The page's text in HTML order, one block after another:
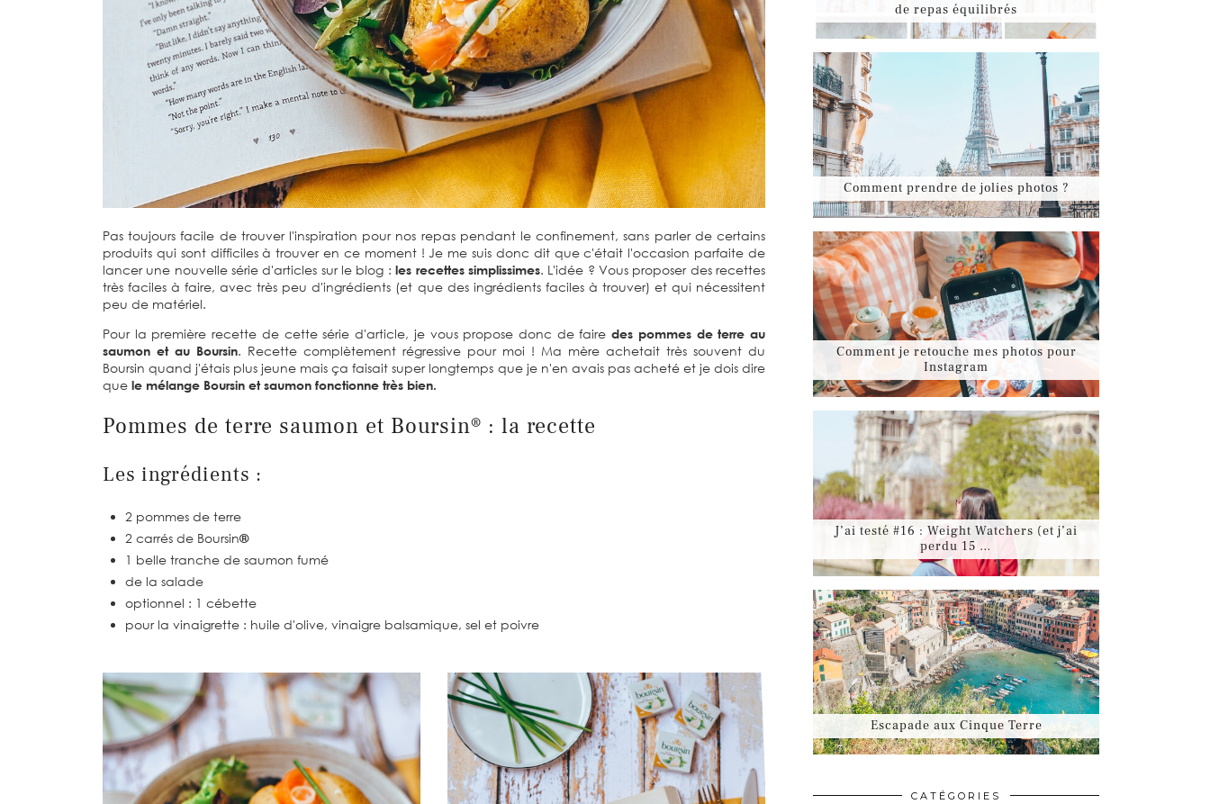
Pas toujours facile de trouver l'inspiration pour nos repas pendant le confinement, sans parler de certains
produits qui sont difficiles à trouver en ce moment ! Je me suis donc dit que c'était l'occasion parfaite de
lancer une nouvelle série d'articles sur le blog :les recettes simplissimes. L'idée ? Vous proposer des recettes
très faciles à faire, avec très peu d'ingrédients (et que des ingrédients faciles à trouver) et qui nécessitent
peu de matériel.
Pour la première recette de cette série d'article, je vous propose donc de fairedes pommes de terre au
saumon et au Boursin. Recette complètement régressive pour moi ! Ma mère achetait très souvent du
Boursin quand j'étais plus jeune mais ça faisait super longtemps que je n'en avais pas acheté et je dois dire
que le mélange Boursin et saumon fonctionne très bien.
Pommes de terre saumon et Boursin® : la recette
Les ingrédients :
2 pommes de terre
2 carrés de Boursin®
1 belle tranche de saumon fumé
de la salade
optionnel : 1 cébette
pour la vinaigrette : huile d'olive, vinaigre balsamique, sel et poivre
de repas équilibrés
Comment prendre de jolies photos ?
Comment je retouche mes photos pour
Instagram
J’ai testé #16 : Weight Watchers (et j’ai
perdu 15 …
Escapade aux Cinque Terre
CATÉGORIES